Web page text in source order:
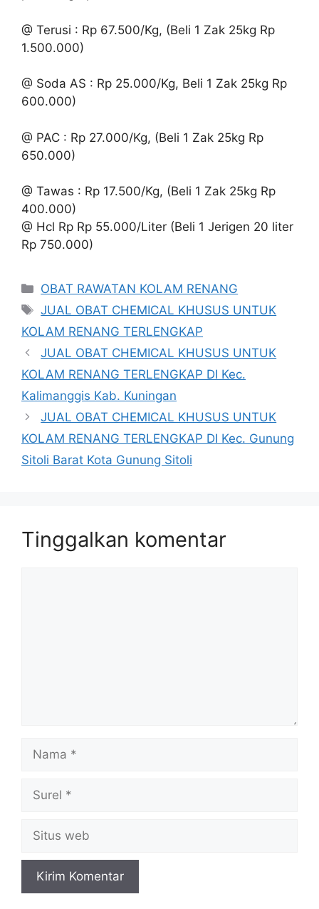
@ Terusi : Rp 67.500/Kg, (Beli 1 Zak 25kg Rp
1.500.000)
@ Soda AS : Rp 25.000/Kg, Beli 1 Zak 25kg Rp
600.000)
@ PAC : Rp 27.000/Kg, (Beli 1 Zak 25kg Rp
650.000)
@ Tawas : Rp 17.500/Kg, (Beli 1 Zak 25kg Rp
400.000)
@ Hcl Rp Rp 55.000/Liter (Beli 1 Jerigen 20 liter
Rp 750.000)
Kategori
OBAT RAWATAN KOLAM RENANG
Tag
JUAL OBAT CHEMICAL KHUSUS UNTUK
KOLAM RENANG TERLENGKAP
JUAL OBAT CHEMICAL KHUSUS UNTUK
KOLAM RENANG TERLENGKAP DI Kec.
Kalimanggis Kab. Kuningan
JUAL OBAT CHEMICAL KHUSUS UNTUK
KOLAM RENANG TERLENGKAP DI Kec. Gunung
Sitoli Barat Kota Gunung Sitoli
Tinggalkan komentar
Nama
Surel
Situs
web